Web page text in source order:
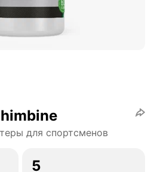
для спортсменов
5